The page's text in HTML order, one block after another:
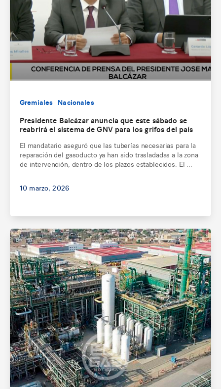
Gremiales Nacionales
Presidente Balcázar anuncia que este sábado se
reabrirá el sistema de GNV para los grifos del país
El mandatario aseguró que las tuberías necesarias para la
reparación del gasoducto ya han sido trasladadas a la zona
de intervención, dentro de los plazos establecidos. El ...
10 marzo, 2026